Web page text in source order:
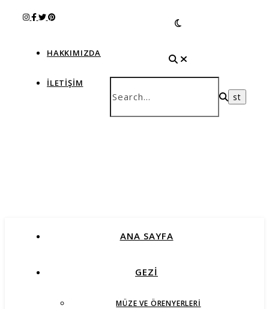
HAKKIMIZDA
İLETIŞIM
ANA SAYFA
GEZİ
MÜZE VE ÖRENYERLERI